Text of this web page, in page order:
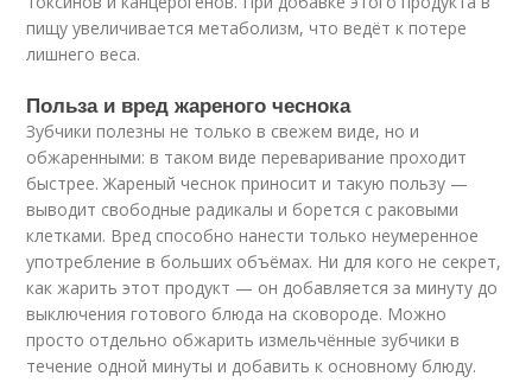
пищу увеличивается метаболизм, что ведёт к потере
лишнего веса.
Польза и вред жареного чеснока
Зубчики полезны не только в свежем виде, но и
обжаренными: в таком виде переваривание проходит
быстрее. Жареный чеснок приносит и такую пользу —
выводит свободные радикалы и борется с раковыми
клетками. Вред способно нанести только неумеренное
употребление в больших объёмах. Ни для кого не секрет,
как жарить этот продукт — он добавляется за минуту до
выключения готового блюда на сковороде. Можно
просто отдельно обжарить измельчённые зубчики в
течение одной минуты и добавить к основному блюду.